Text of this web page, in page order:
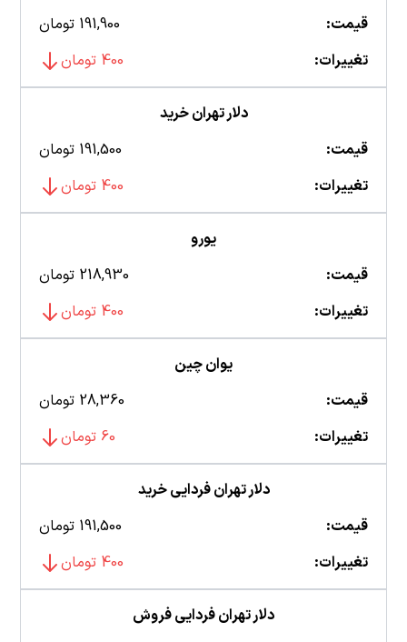
قیمت:
191,900 تومان
تغییرات:
400 تومان
دلار تهران خرید
قیمت:
191,500 تومان
تغییرات:
400 تومان
یورو
قیمت:
218,930 تومان
تغییرات:
400 تومان
یوان چین
قیمت:
28,360 تومان
تغییرات:
60 تومان
دلار تهران فردایی خرید
قیمت:
191,500 تومان
تغییرات:
400 تومان
دلار تهران فردایی فروش